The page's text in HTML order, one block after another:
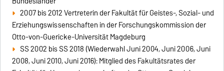
2007 bis 2012 Vertreterin der Fakultät für Geistes-, Sozial- und
Erziehungswissenschaften in der Forschungskommission der
Otto-von-Guericke-Universität Magdeburg
SS 2002 bis SS 2018 (Wiederwahl Juni 2004, Juni 2006, Juni
2008, Juni 2010, Juni 2016): Mitglied des Fakultätsrates der